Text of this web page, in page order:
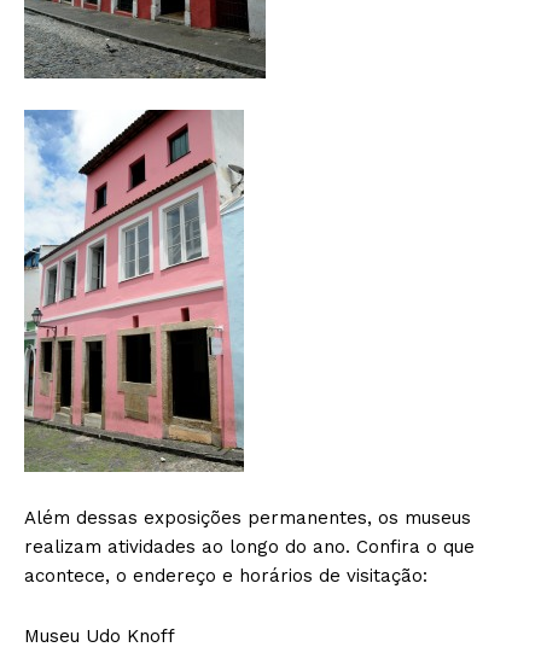
Além dessas exposições permanentes, os museus
realizam atividades ao longo do ano. Confira o que
acontece, o endereço e horários de visitação:
Museu Udo Knoff